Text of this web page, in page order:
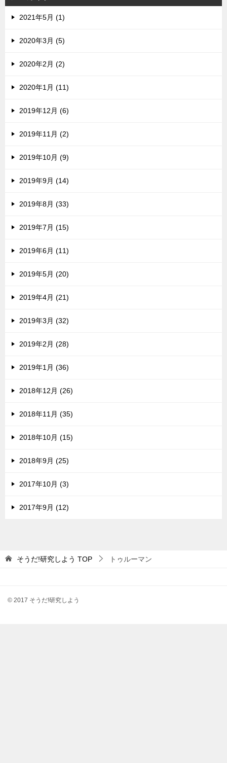
2021年5月 (1)
2020年3月 (5)
2020年2月 (2)
2020年1月 (11)
2019年12月 (6)
2019年11月 (2)
2019年10月 (9)
2019年9月 (14)
2019年8月 (33)
2019年7月 (15)
2019年6月 (11)
2019年5月 (20)
2019年4月 (21)
2019年3月 (32)
2019年2月 (28)
2019年1月 (36)
2018年12月 (26)
2018年11月 (35)
2018年10月 (15)
2018年9月 (25)
2017年10月 (3)
2017年9月 (12)
そうだ!研究しよう TOP トゥルーマン
© 2017 そうだ!研究しよう